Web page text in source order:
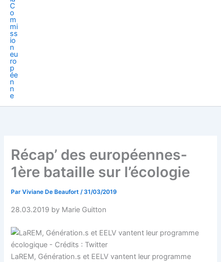
Récap’ des européennes-
1ère bataille sur l’écologie
ParViviane De Beaufort/31/03/2019
28.03.2019 by Marie Guitton
LaREM, Génération.s et EELV vantent leur programme